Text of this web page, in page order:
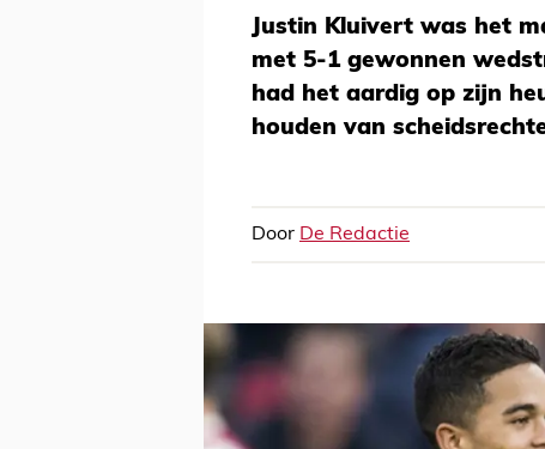
Justin Kluivert was het
met 5-1 gewonnen
had het aardig op zijn
houden van
Door De Redactie